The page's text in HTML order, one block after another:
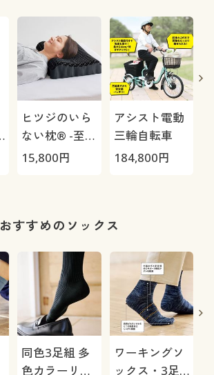
ヒツジのいら
ない枕® -至
極-
15,800円
アシスト電動
三輪自転車
184,800円
おすすめのソックス
同色3足組 多
色カラーリブ
ワーキングソ
ックス・3足